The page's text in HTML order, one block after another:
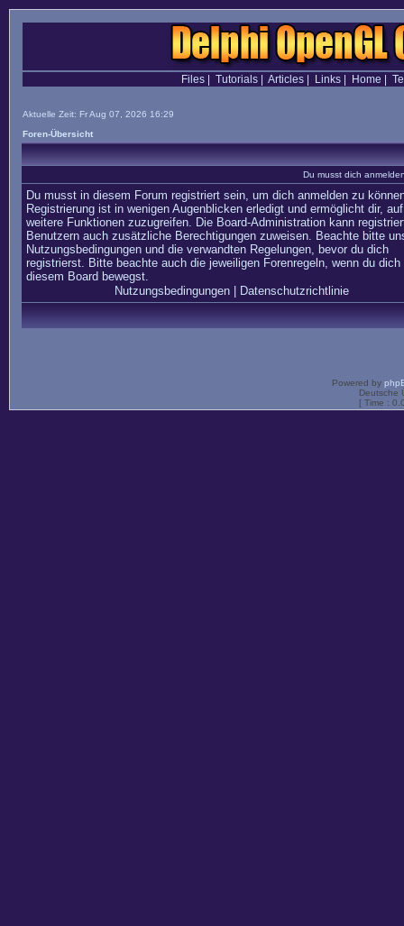
Files| Tutorials| Articles| Links| Home
Aktuelle Zeit: Fr Aug 07, 2026 16:29
Foren-Übersicht
Du musst dich
Du musst in diesem Forum registriert sein, um dich anmelden zu
Registrierung ist in wenigen Augenblicken erledigt und ermöglicht dir, auf
weitere Funktionen zuzugreifen. Die Board-Administration kann
Benutzern auch zusätzliche Berechtigungen zuweisen. Beachte bitte
Nutzungsbedingungen und die verwandten Regelungen, bevor du dich
registrierst. Bitte beachte auch die jeweiligen Forenregeln, wenn du dich
diesem Board bewegst.
Nutzungsbedingungen| Datenschutzrichtlinie
Powered by
Deutsche
[ Time :